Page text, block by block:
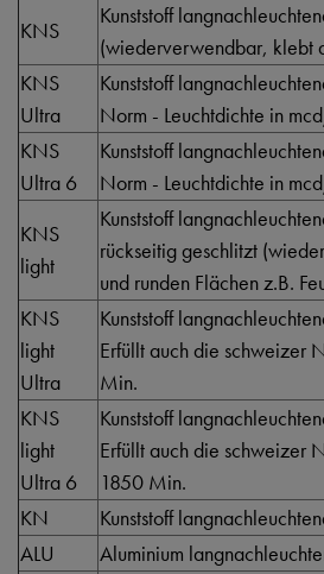
KNS
Kunststoff
(wiederverwendbar, klebt
KNS
Ultra
Kunststoff
Norm - Leuchtdichte in
KNS
Ultra 6
Kunststoff
Norm - Leuchtdichte in
KNS
light
Kunststoff
rückseitig geschlitzt
und runden Flächen z.B.
KNS
light
Ultra
Kunststoff
Erfüllt auch die
Min.
KNS
light
Ultra 6
Kunststoff
Erfüllt auch die
1850 Min.
KN
Kunststoff
ALU
Aluminium